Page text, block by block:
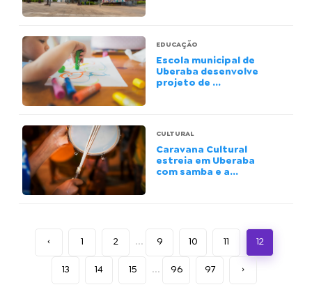
EDUCAÇÃO
Escola municipal de
Uberaba desenvolve
projeto de ...
CULTURAL
Caravana Cultural
estreia em Uberaba
com samba e a...
‹ 1 2 ... 9 10 11 12
13 14 15 ... 96 97 ›